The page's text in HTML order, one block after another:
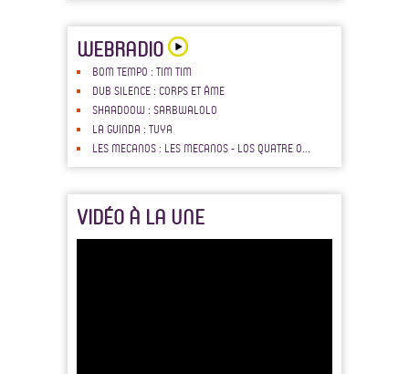
WEBRADIO
BOM TEMPO : TIM TIM
DUB SILENCE : CORPS ET ÂME
SHAADOOW : SARBWALOLO
LA GUINDA : TUYA
LES MECANOS : LES MECANOS - LOS QUATRE O...
VIDÉO À LA UNE